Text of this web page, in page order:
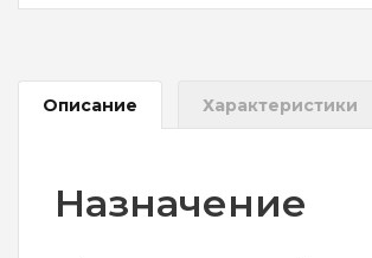
Описание Характеристики
Назначение